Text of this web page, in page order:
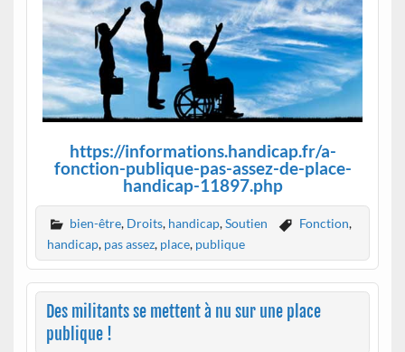
https://informations.handicap.fr/a-
fonction-publique-pas-assez-de-place-
handicap-11897.php
bien-être, Droits, handicap,Soutien Fonction,
handicap, pas assez, place, publique
Des militants se mettent à nu sur une place
publique !